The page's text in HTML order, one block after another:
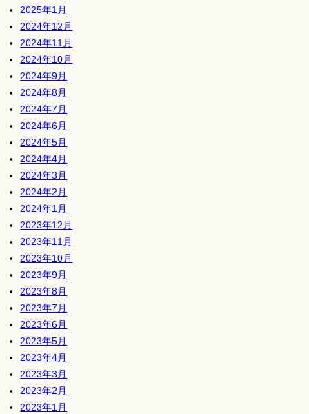
2025年1月
2024年12月
2024年11月
2024年10月
2024年9月
2024年8月
2024年7月
2024年6月
2024年5月
2024年4月
2024年3月
2024年2月
2024年1月
2023年12月
2023年11月
2023年10月
2023年9月
2023年8月
2023年7月
2023年6月
2023年5月
2023年4月
2023年3月
2023年2月
2023年1月